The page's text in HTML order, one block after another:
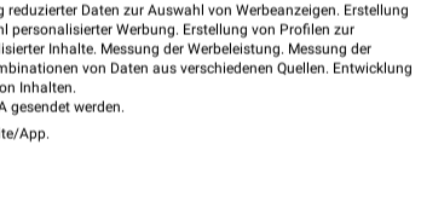
Daten zur Auswahl von Werbeanzeigen. Erstellung
personalisierter Werbung. Erstellung von Profilen zur
Inhalte. Messung der Werbeleistung. Messung der
von Daten aus verschiedenen Quellen. Entwicklung
Inhalten.
gesendet werden.
App.